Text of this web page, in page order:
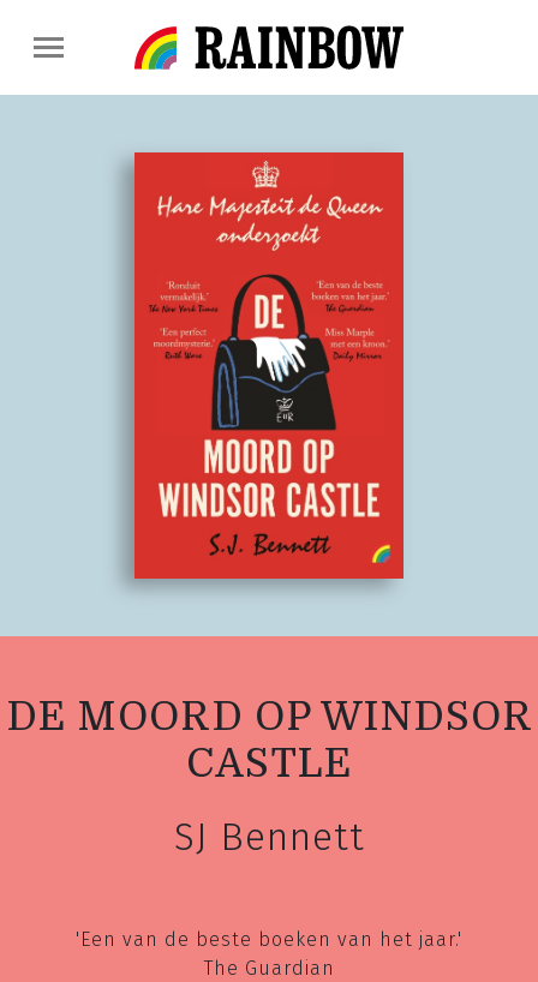
DE MOORD OP WINDSOR
CASTLE
SJ Bennett
'Een van de beste boeken van het jaar.'
The Guardian